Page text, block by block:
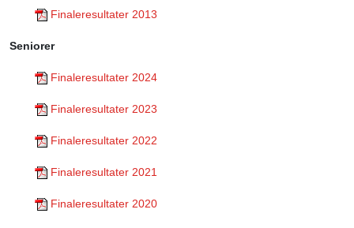
Finaleresultater 2013
Seniorer
Finaleresultater 2024
Finaleresultater 2023
Finaleresultater 2022
Finaleresultater 2021
Finaleresultater 2020